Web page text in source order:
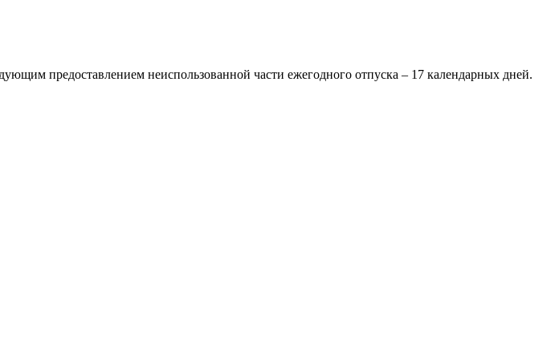
предоставлением неиспользованной части ежегодного отпуска – 17 календарных дней.